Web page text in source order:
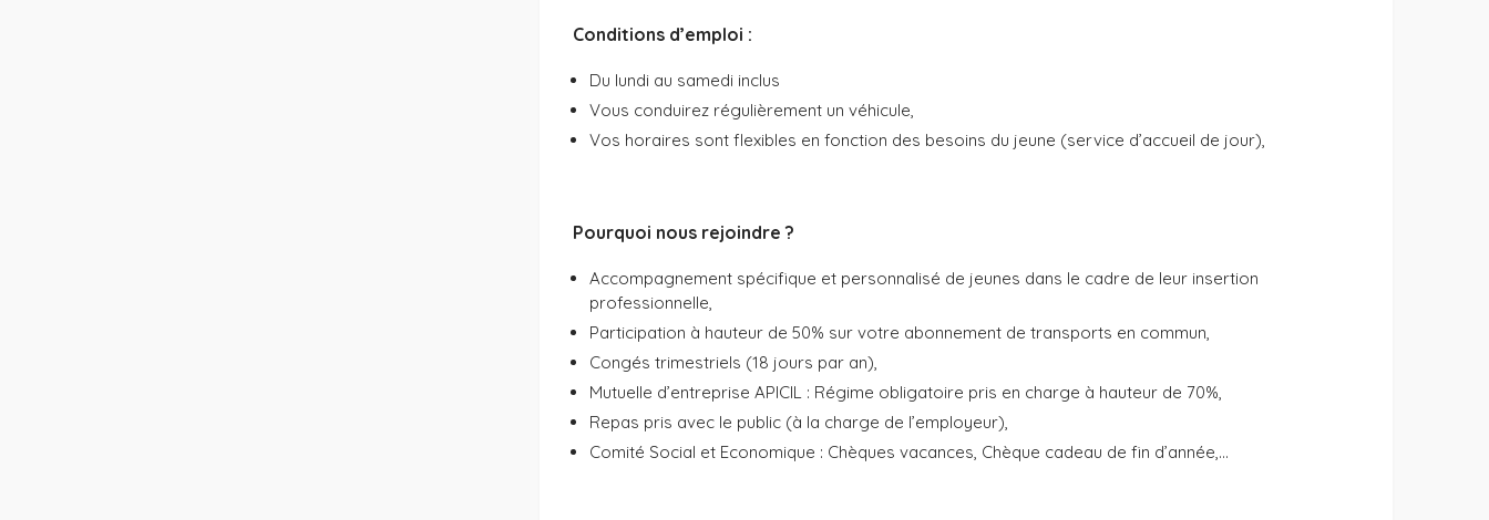
Conditions d’emploi :
Du lundi au samedi inclus
Vous conduirez régulièrement un véhicule,
Vos horaires sont flexibles en fonction des besoins du jeune (service d’accueil de jour),
Pourquoi nous rejoindre ?
Accompagnement spécifique et personnalisé de jeunes dans le cadre de leur insertion
professionnelle,
Participation à hauteur de 50% sur votre abonnement de transports en commun,
Congés trimestriels (18 jours par an),
Mutuelle d’entreprise APICIL : Régime obligatoire pris en charge à hauteur de 70%,
Repas pris avec le public (à la charge de l’employeur),
Comité Social et Economique : Chèques vacances, Chèque cadeau de fin d’année,…